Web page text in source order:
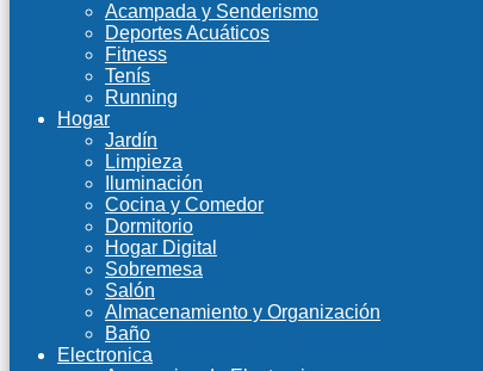
Acampada y Senderismo
Deportes Acuáticos
Fitness
Tenís
Running
Hogar
Jardín
Limpieza
Iluminación
Cocina y Comedor
Dormitorio
Hogar Digital
Sobremesa
Salón
Almacenamiento y Organización
Baño
Electronica